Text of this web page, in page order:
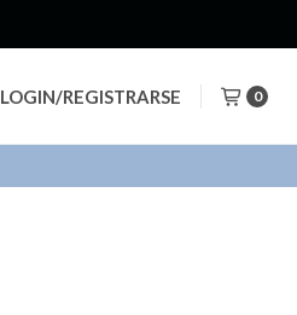
LOGIN/REGISTRARSE 0